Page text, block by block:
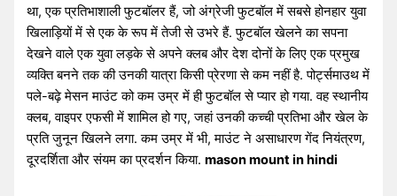
था, एक प्रतिभाशाली फुटबॉलर हैं, जो अंग्रेजी फुटबॉल में सबसे होनहार युवा
खिलाड़ियों में से एक के रूप में तेजी से उभरे हैं. फुटबॉल खेलने का सपना
देखने वाले एक युवा लड़के से अपने क्लब और देश दोनों के लिए एक प्रमुख
व्यक्ति बनने तक की उनकी यात्रा किसी प्रेरणा से कम नहीं है. पोर्ट्समाउथ में
पले-बढ़े मेसन माउंट को कम उम्र में ही फुटबॉल से प्यार हो गया. वह स्थानीय
क्लब, वाइपर एफसी में शामिल हो गए, जहां उनकी कच्ची प्रतिभा और खेल के
प्रति जुनून खिलने लगा. कम उम्र में भी, माउंट ने असाधारण गेंद नियंत्रण,
दूरदर्शिता और संयम का प्रदर्शन किया.mason mount in hindi